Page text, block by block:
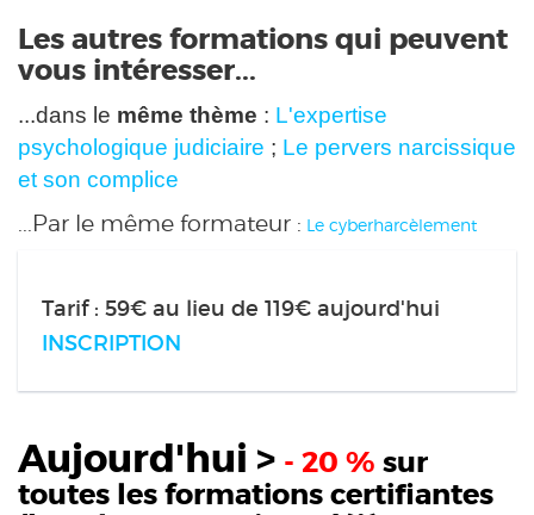
Les autres formations qui peuvent
vous intéresser...
...dans le même thème : L'expertise
psychologique judiciaire ; Le pervers narcissique
et son complice
...Par le même formateur : Le cyberharcèlement
Tarif : 59€ au lieu de 119€ aujourd'hui
INSCRIPTION
Aujourd'hui > - 20 % sur
toutes les formations certifiantes